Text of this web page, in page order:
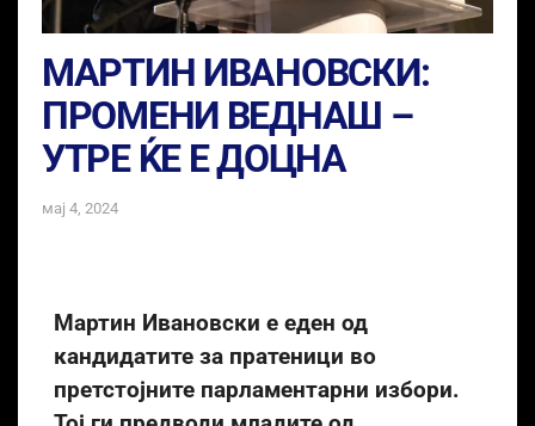
МАРТИН ИВАНОВСКИ:
ПРОМЕНИ ВЕДНАШ –
УТРЕ ЌЕ Е ДОЦНА
мај 4, 2024
Мартин Ивановски е еден од
кандидатите за пратеници во
претстојните парламентарни избори.